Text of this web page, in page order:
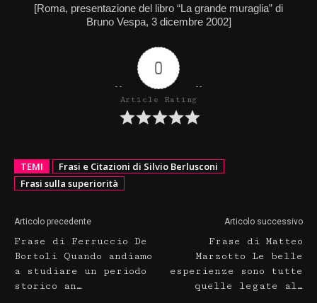
[Roma, presentazione del libro “La grande muraglia” di
Bruno Vespa, 3 dicembre 2002]
0
Article Rating
TEMI
Frasi e Citazioni di Silvio Berlusconi
Frasi sulla superiorità
Articolo precedente
Frase di Ferruccio De
Bortoli Quando andiamo
a studiare un periodo
storico an…
Articolo successivo
Frase di Matteo
Marzotto Le belle
esperienze sono tutte
quelle legate al…